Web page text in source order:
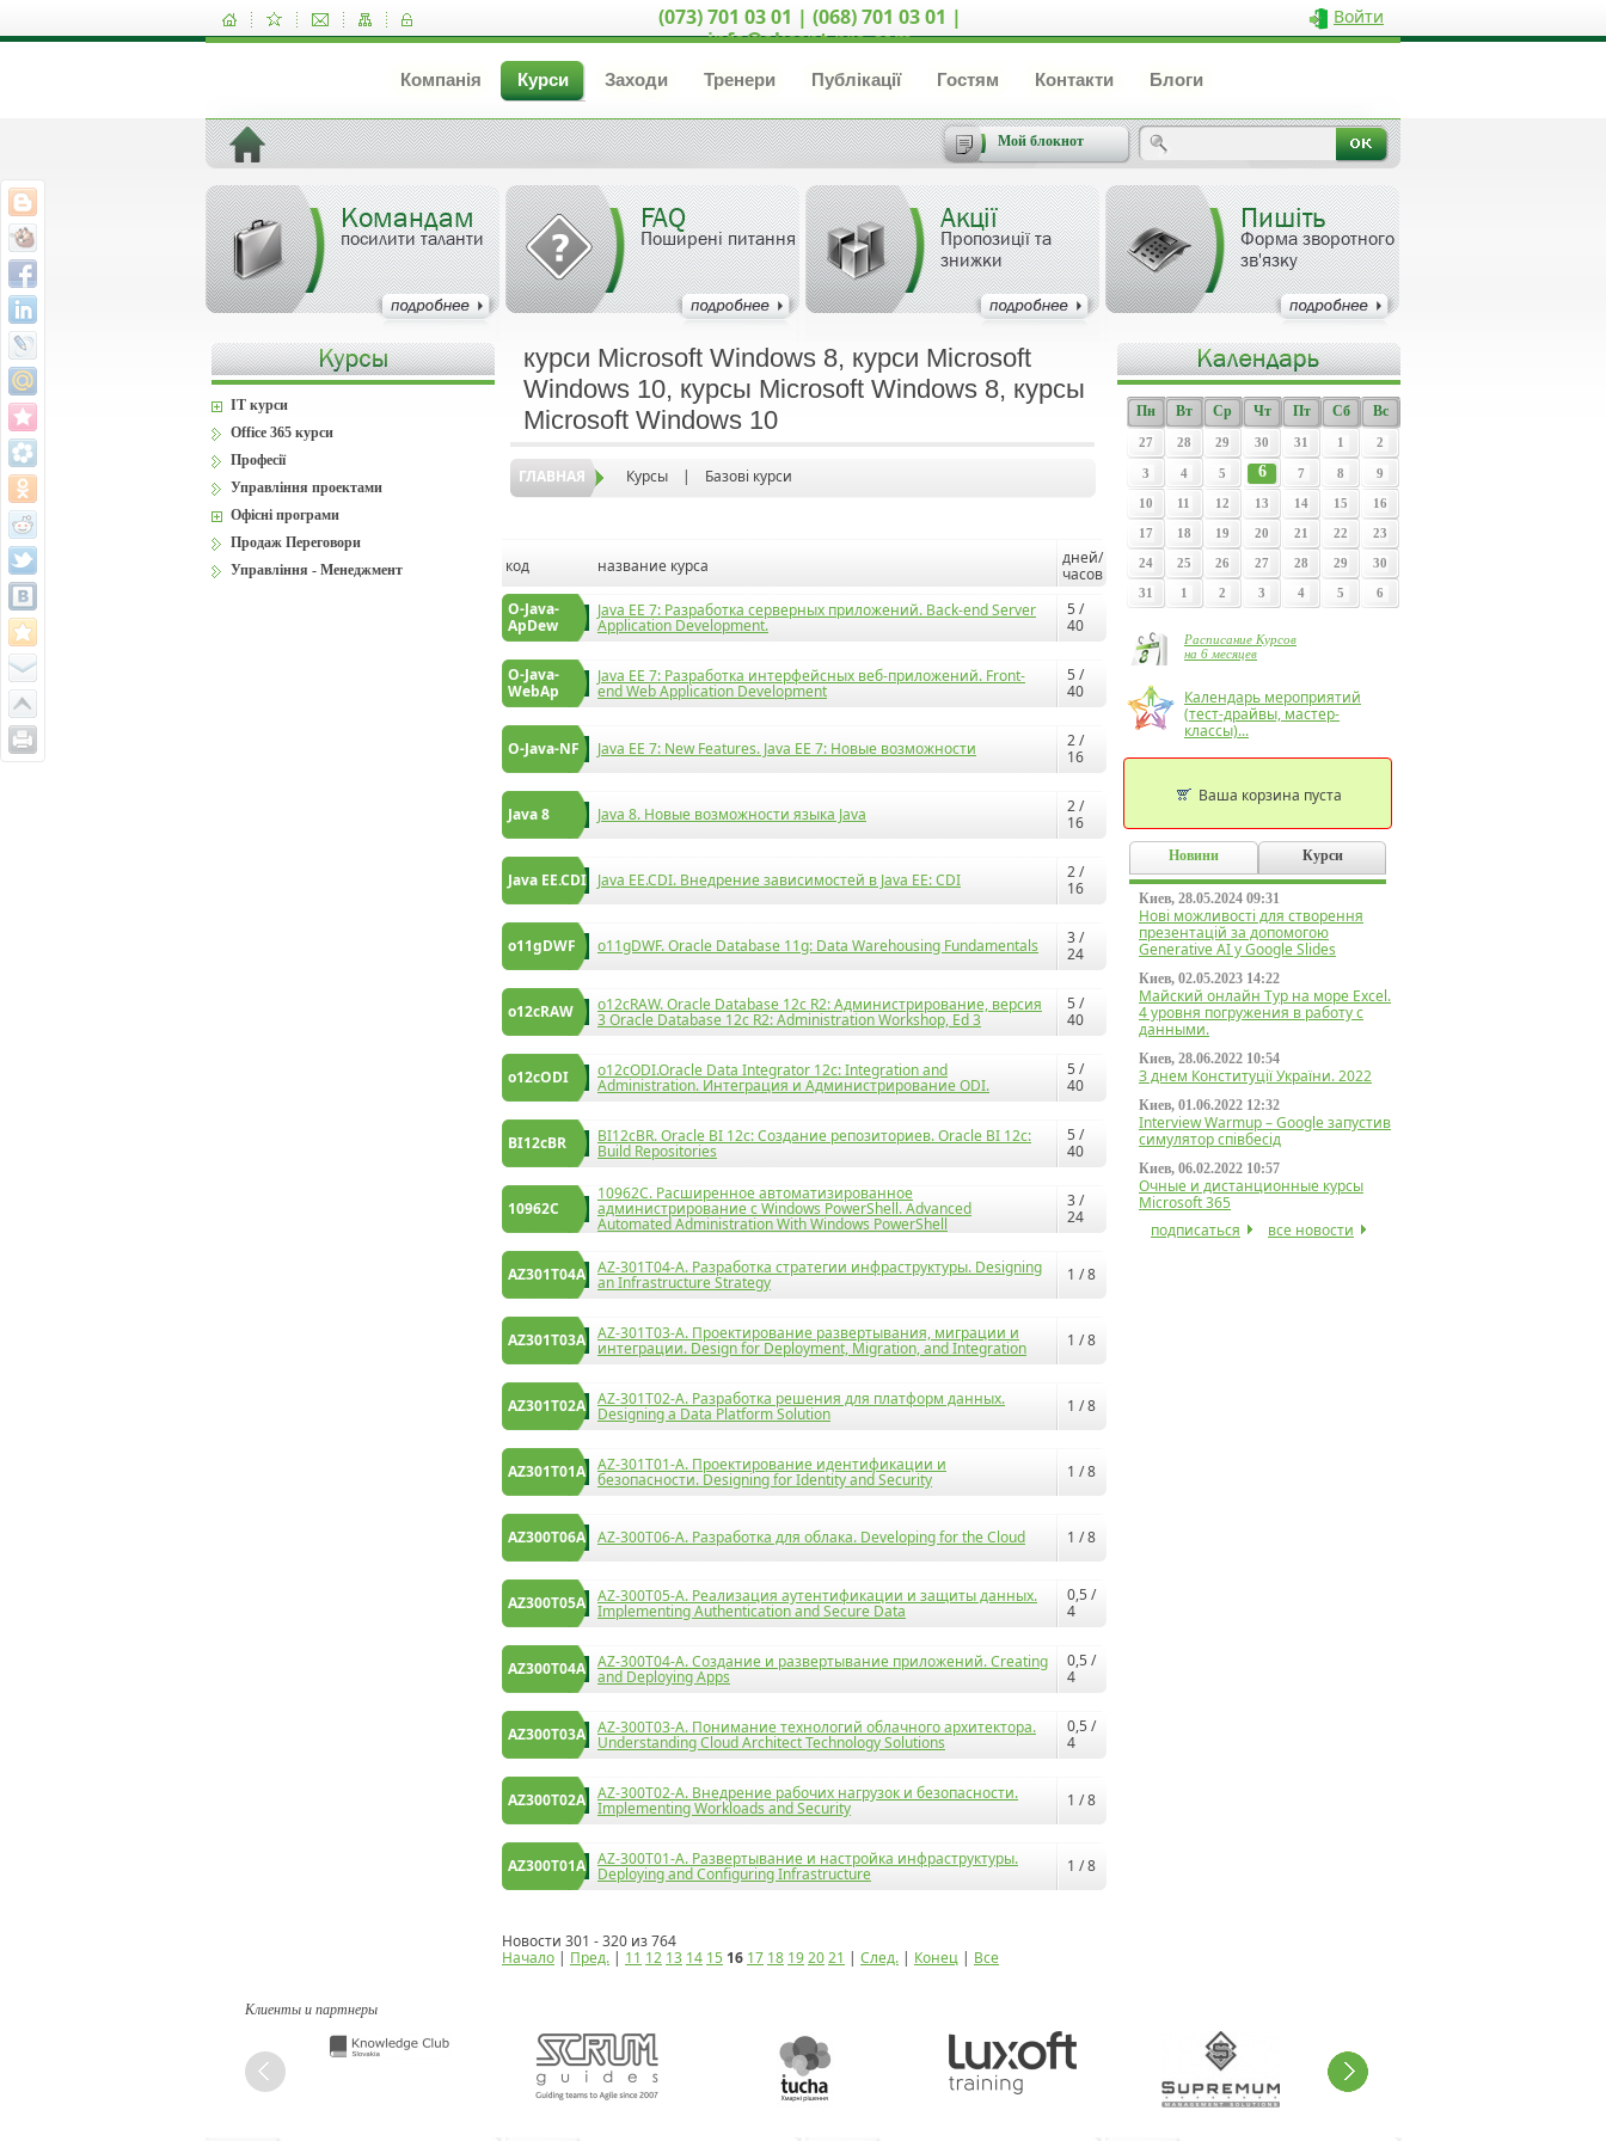
(073) 701 03 01 | (068) 701 03 01 |
info@akcent-pro.com
Войти
Компанія Курси Заходи Тренери Публікації Гостям Контакти Блоги
Мой блокнот
Командам
посилити таланти
FAQ
Поширені питання
Акції
Пропозиції та
знижки
Пишіть
Форма зворотного
зв'язку
курси Microsoft Windows 8, курси Microsoft
Windows 10, курсы Microsoft Windows 8, курсы
Microsoft Windows 10
ГЛАВНАЯ Курсы | Базові курси
код название курса
дней/
часов
O-Java-
ApDew
Java EE 7: Разработка серверных приложений. Back-end Server
Application Development.
5 /
40
O-Java-
WebAp
Java EE 7: Разработка интерфейсных веб-приложений. Front-
end Web Application Development
5 /
40
O-Java-NF Java EE 7: New Features. Java EE 7: Новые возможности
2 /
16
Java 8 Java 8. Новые возможности языка Java
2 /
16
Java EE.CDI Java EE.CDI. Внедрение зависимостей в Java EE: CDI
2 /
16
o11gDWF o11gDWF. Oracle Database 11g: Data Warehousing Fundamentals
3 /
24
o12cRAW o12cRAW. Oracle Database 12c R2: Администрирование, версия
3 Oracle Database 12c R2: Administration Workshop, Ed 3
5 /
40
o12cODI o12cODI.Oracle Data Integrator 12c: Integration and
Administration. Интеграция и Администрирование ODI.
5 /
40
BI12cBR BI12cBR. Oracle BI 12c: Создание репозиториев. Oracle BI 12c:
Build Repositories
5 /
40
10962C
10962C. Расширенное автоматизированное
администрирование с Windows PowerShell. Advanced
Automated Administration With Windows PowerShell
3 /
24
AZ301T04A AZ-301T04-A. Разработка стратегии инфраструктуры. Designing
an Infrastructure Strategy 1 / 8
AZ301T03A AZ-301T03-A. Проектирование развертывания, миграции и
интеграции. Design for Deployment, Migration, and Integration 1 / 8
AZ301T02A AZ-301T02-A. Разработка решения для платформ данных.
Designing a Data Platform Solution 1 / 8
AZ301T01A AZ-301T01-A. Проектирование идентификации и
безопасности. Designing for Identity and Security 1 / 8
AZ300T06A AZ-300T06-A. Разработка для облака. Developing for the Cloud 1 / 8
AZ300T05A AZ-300T05-A. Реализация аутентификации и защиты данных.
Implementing Authentication and Secure Data
0,5 /
4
AZ300T04A AZ-300T04-A. Создание и развертывание приложений. Creating
and Deploying Apps
0,5 /
4
AZ300T03A AZ-300T03-A. Понимание технологий облачного архитектора.
Understanding Cloud Architect Technology Solutions
0,5 /
4
AZ300T02A AZ-300T02-A. Внедрение рабочих нагрузок и безопасности.
Implementing Workloads and Security 1 / 8
AZ300T01А AZ-300T01-А. Развертывание и настройка инфраструктуры.
Deploying and Configuring Infrastructure 1 / 8
Новости 301 - 320 из 764
Начало | Пред. | 11 12 13 14 15 16 17 18 192021 | След. | Конец | Все
IT курси
Office 365 курси
Професії
Управління проектами
Офісні програми
Продаж Переговори
Управління - Менеджмент
Пн Вт Ср Чт Пт Сб Вс
27 28 29 30 31 1 2
3 4 5 6 7 8 9
10 11 12 13 14 15 16
17 18 19 20 21 22 23
24 25 26 27 28 29 30
31 1 2 3 4 5 6
Расписание Курсов
на 6 месяцев
Календарь мероприятий
(тест-драйвы, мастер-
классы)...
Ваша корзина пуста
Новини Курси
Киев, 28.05.2024 09:31
Нові можливості для створення
презентацій за допомогою
Generative AI у Google Slides
Киев, 02.05.2023 14:22
Майский онлайн Тур на море Excel.
4 уровня погружения в работу с
данными.
Киев, 28.06.2022 10:54
З днем Конституції України. 2022
Киев, 01.06.2022 12:32
Interview Warmup – Google запустив
симулятор співбесід
Киев, 06.02.2022 10:57
Очные и дистанционные курсы
Microsoft 365
подписаться
все новости
Клиенты и партнеры